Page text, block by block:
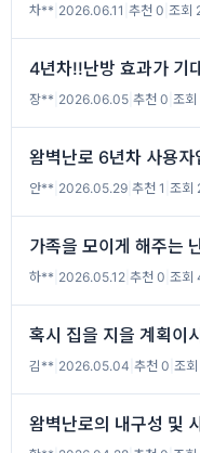
차** 2026.06.11 추천 0 조회
4년차!!난방 효과가 기
장** 2026.06.05 추천 0 조
왐벽난로 6년차 사용자
안** 2026.05.29 추천 1 조회
가족을 모이게 해주는
하** 2026.05.12 추천 0 조회
혹시 집을 지을 계획이
김** 2026.05.04 추천 0 조
왐벽난로의 내구성 및